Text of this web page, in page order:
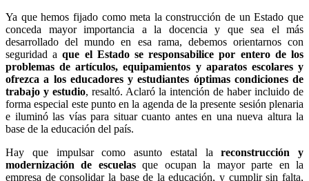
Ya que hemos fijado como meta la construcción de un Estado que
conceda mayor importancia a la docencia y que sea el más
desarrollado del mundo en esa rama, debemos orientarnos con
seguridad aque el Estado se responsabilice por entero de los
problemas de artículos, equipamientos y aparatos escolares y
ofrezca a los educadores y estudiantes óptimas condiciones de
trabajo y estudio, resaltó. Aclaró la intención de haber incluido de
forma especial este punto en la agenda de la presente sesión plenaria
e iluminó las vías para situar cuanto antes en una nueva altura la
base de la educación del país.
Hay que impulsar como asunto estatal lareconstrucción y
modernización de escuelasque ocupan la mayor parte en la
empresa de consolidar la base de la educación, y cumplir sin falta,